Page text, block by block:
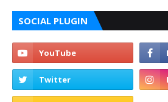
SOCIAL PLUGIN